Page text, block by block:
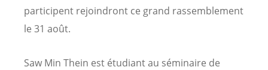
participent rejoindront ce grand rassemblement
le 31 août.
Saw Min Thein est étudiant au séminaire de